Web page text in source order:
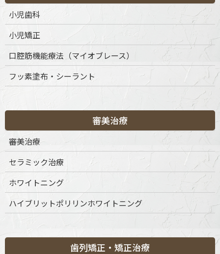
〒151-0063 東京都渋谷区富ケ谷1丁目51-4 代々木八幡メディカ
ルモール4階
ご予約・お問合せ：
インターネット予約：
診療時間 土
9:30-13:30
◎ ◎ ◎ ◎ ◎ ◎ ◎
◎
15:00-19:00
◎
◎
※休診日：不定休
小児歯科
小児矯正
口腔筋機能療法（マイオブレース）
フッ素塗布・シーラント
審美治療
審美治療
セラミック治療
ホワイトニング
ハイブリットポリリンホワイトニング
歯列矯正・矯正治療